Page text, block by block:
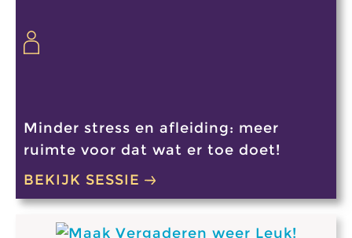
Minder stress en afleiding: meer
ruimte voor dat wat er toe doet!
BEKIJK SESSIE